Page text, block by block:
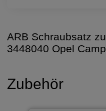
ARB Schraubsatz
3448040 Opel
Zubehör